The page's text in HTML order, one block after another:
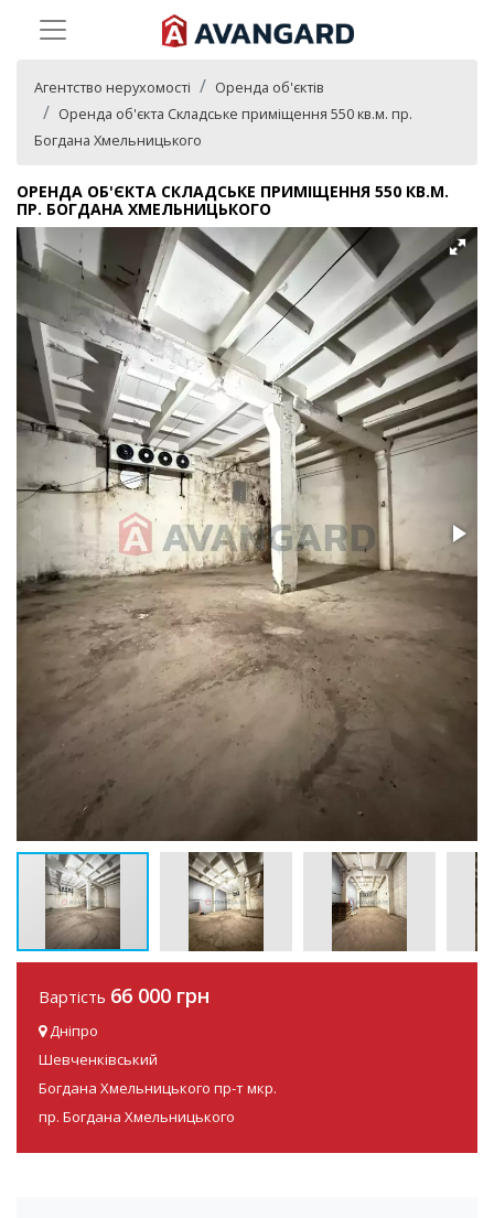
Агентство нерухомості
Оренда об'єктів
Оренда об'єкта Складське приміщення 550 кв.м. пр.
Богдана Хмельницького
ОРЕНДА ОБ'ЄКТА СКЛАДСЬКЕ ПРИМІЩЕННЯ 550 КВ.М.
ПР. БОГДАНА ХМЕЛЬНИЦЬКОГО
Вартість 66 000 грн
Дніпро
Шевченківський
Богдана Хмельницького пр-т мкр.
пр. Богдана Хмельницького